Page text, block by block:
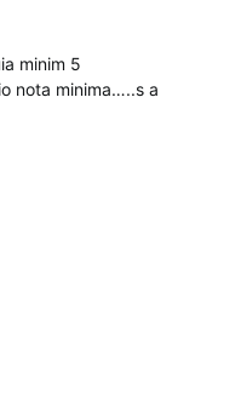
minim 5
nota minima…..s a